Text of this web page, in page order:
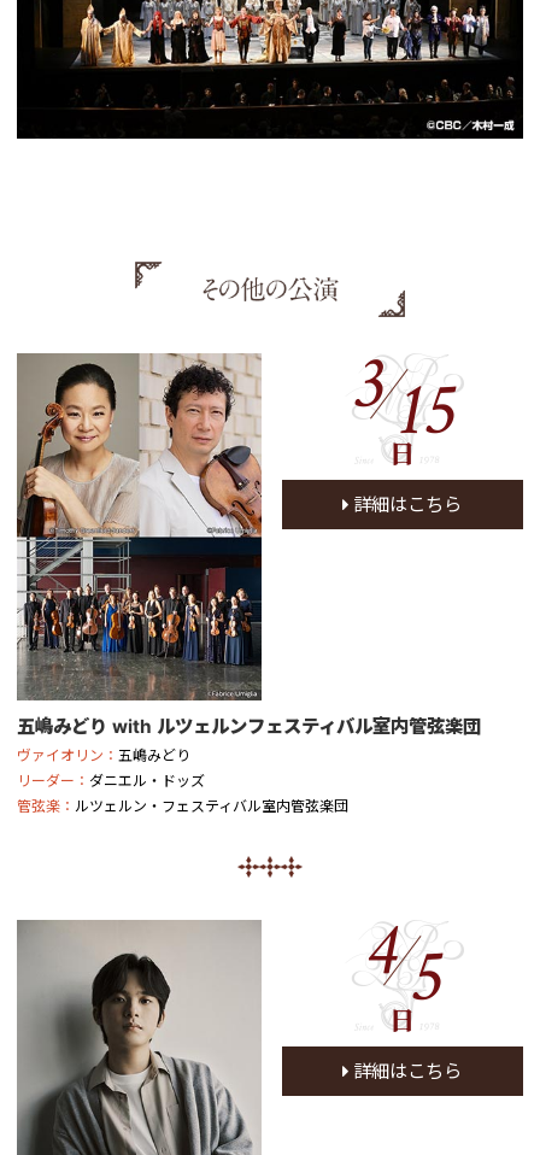
315
日
詳細はこちら
五嶋みどり with ルツェルンフェスティバル室内管弦楽団
ヴァイオリン： 五嶋みどり
リーダー： ダニエル・ドッズ
管弦楽： ルツェルン・フェスティバル室内管弦楽団
45
日
詳細はこちら